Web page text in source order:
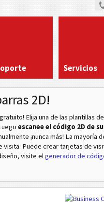
Servicios
2D!
Elija una de las plantillas
escanee el código 2D de
¡nunca más! La mayoría
visita. Puede crear tarjetas de
visite elgenerador de